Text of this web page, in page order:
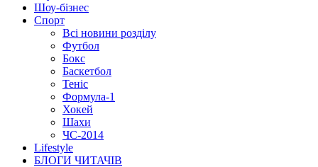
Шоу-бізнес
Спорт
Всі новини розділу
Футбол
Бокс
Баскетбол
Теніс
Формула-1
Хокей
Шахи
ЧС-2014
Lifestyle
БЛОГИ ЧИТАЧІВ